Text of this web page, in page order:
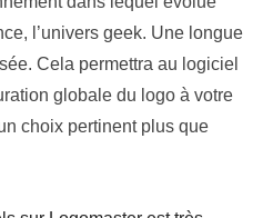
l’univers geek. Une longue
Cela permettra au logiciel
globale du logo à votre
choix pertinent plus que